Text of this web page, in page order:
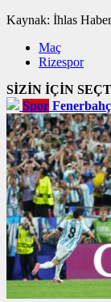
Kaynak: İhlas
Maç
Rizespor
SİZİN İÇİN
Spor